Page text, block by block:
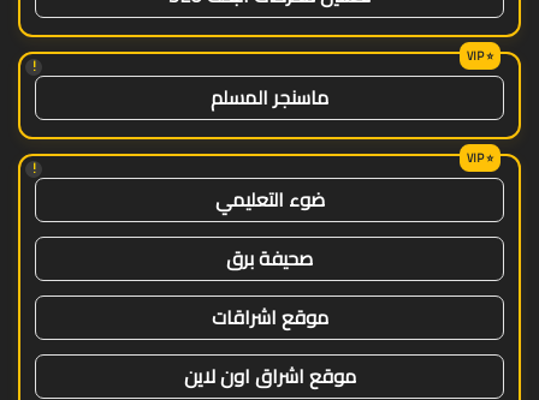
!
ماسنجر المسلم
!
ضوء التعليمي
صحيفة برق
موقع اشراقات
موقع اشراق اون لاين